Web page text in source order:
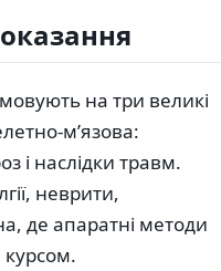
на три великі
мʼязова:
і наслідки травм.
неврити,
де апаратні методи
курсом.